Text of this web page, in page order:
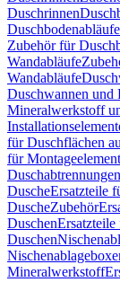
Duschrinnen
Duschbodenabläufe
Zubehör für
Wandabläufe
Wandabläufe
Duschwannen und
Mineralwerkstoff
für Duschflächen
für
Duschabtrennungen
DuscheErsatzteile
DuscheZubehör
Duschen
Duschen
Mineralwerkstoff